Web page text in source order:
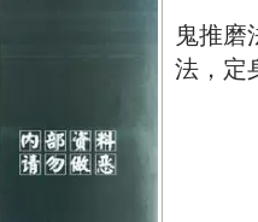
的现金袋
大过，一当选一落选
生產三胞胎?双胞胎
小男生
鬼推磨
法，定